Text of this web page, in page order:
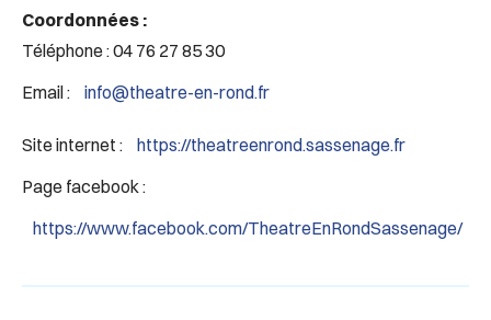
Coordonnées :
Téléphone : 04 76 27 85 30
Email :
info@theatre-en-rond.fr
Site internet :
https://theatreenrond.sassenage.fr
Page facebook :
https://www.facebook.com/TheatreEnRondSassenage/